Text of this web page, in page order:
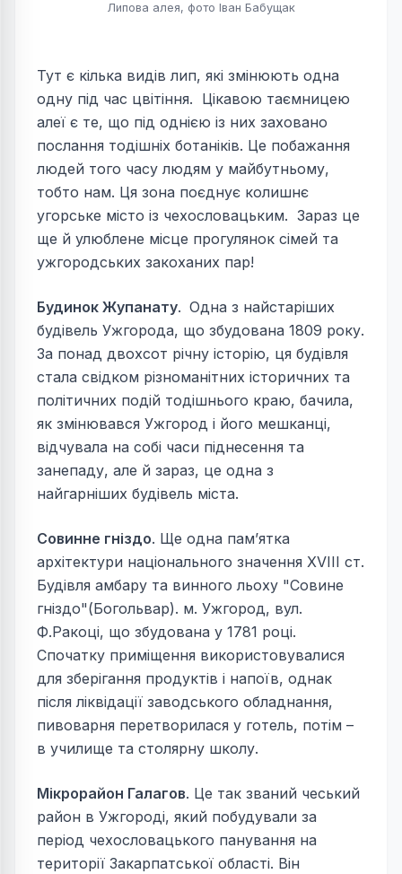
Липова алея, фото Іван Бабущак
Тут є кілька видів лип, які змінюють одна
одну під час цвітіння. Цікавою таємницею
алеї є те, що під однією із них заховано
послання тодішніх ботаніків. Це побажання
людей того часу людям у майбутньому,
тобто нам. Ця зона поєднує колишнє
угорське місто із чехословацьким. Зараз це
ще й улюблене місце прогулянок сімей та
ужгородських закоханих пар!
Будинок Жупанату. Одна з найстаріших
будівель Ужгорода, що збудована 1809 року.
За понад двохсот річну історію, ця будівля
стала свідком різноманітних історичних та
політичних подій тодішнього краю, бачила,
як змінювався Ужгород і його мешканці,
відчувала на собі часи піднесення та
занепаду, але й зараз, це одна з
найгарніших будівель міста.
Совинне гніздо. Ще одна пам’ятка
архітектури національного значення XVIII ст.
Будівля амбару та винного льоху "Совине
гніздо"(Богольвар). м. Ужгород, вул.
Ф.Ракоці, що збудована у 1781 році.
Спочатку приміщення використовувалися
для зберігання продуктів і напоїв, однак
після ліквідації заводського обладнання,
пивоварня перетворилася у готель, потім –
в училище та столярну школу.
Мікрорайон Галагов. Це так званий чеський
район в Ужгороді, який побудували за
період чехословацького панування на
території Закарпатської області. Він